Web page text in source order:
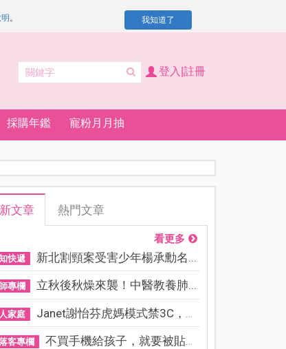
。 我知道了
登入|註冊
採購年鑑 寵粉月月抽
文章 熱門文章
看更多
快遞 新北割頸案受害少年楊承勳名...
專欄 立秋後秋燥來襲！中醫教養肺...
家庭 Janet謝怡芬虎媽模式禁3C，看...
客專欄 不買手機給孩子，就要被貼「...